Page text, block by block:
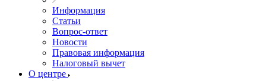
Информация
Статьи
Вопрос-ответ
Новости
Правовая информация
Налоговый вычет
О центре